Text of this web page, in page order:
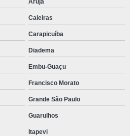
Arujá
Caieiras
Carapicuíba
Diadema
Embu-Guaçu
Francisco Morato
Grande São Paulo
Guarulhos
Itapevi